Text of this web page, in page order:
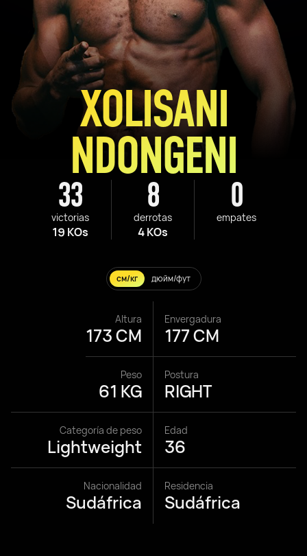
33
victorias
19 KOs
8
derrotas
4 KOs
0
empates
XOLISANI
NDONGENI
см/кг дюйм/фут
Altura
173 CM
Envergadura
177 CM
Peso
61 KG
Postura
RIGHT
Categoría de peso
Lightweight
Edad
36
Nacionalidad
Sudáfrica
Residencia
Sudáfrica